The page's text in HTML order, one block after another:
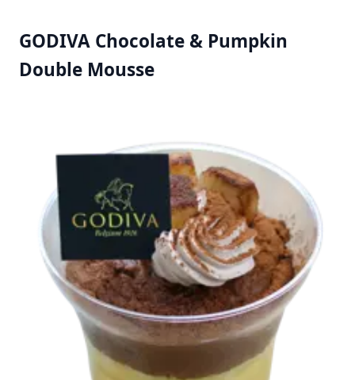
GODIVA Chocolate & Pumpkin
Double Mousse